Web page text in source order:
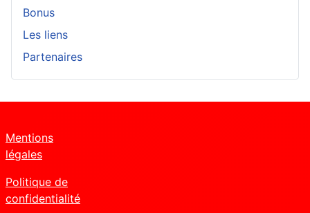
Bonus
Les liens
Partenaires
Mentions
légales
Politique de
confidentialité